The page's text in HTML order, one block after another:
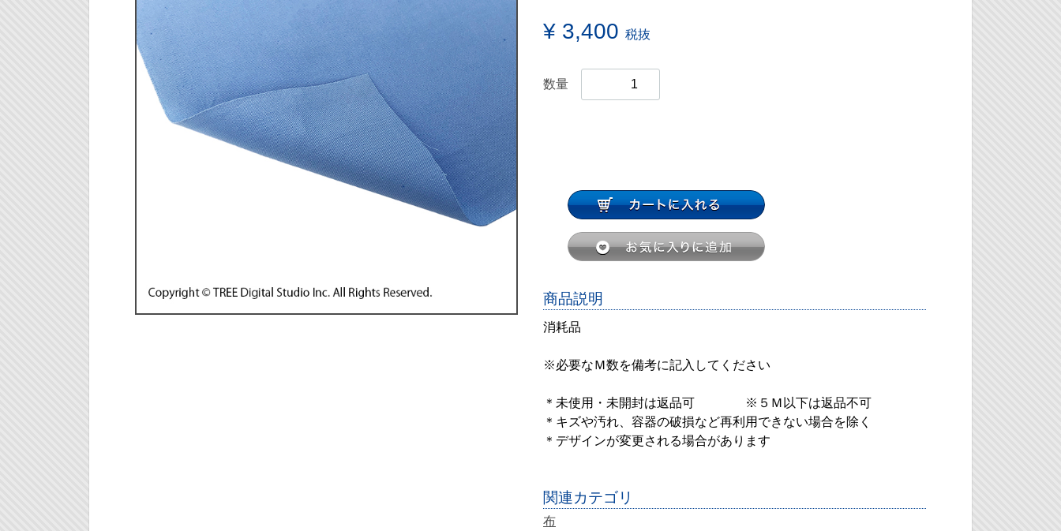
¥ 3,400 税抜
数量
商品説明
消耗品
※必要なＭ数を備考に記入してください
＊未使用・未開封は返品可 ※５Ｍ以下は返品不可
＊キズや汚れ、容器の破損など再利用できない場合を除く
＊デザインが変更される場合があります
関連カテゴリ
布